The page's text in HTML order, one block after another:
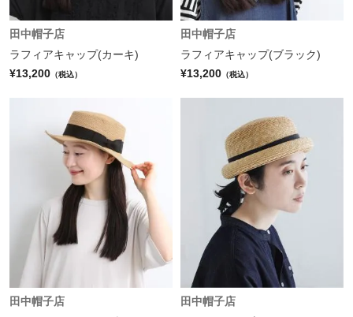
田中帽子店
ラフィアキャップ(カーキ)
¥13,200 （税込）
田中帽子店
ラフィアキャップ(ブラック)
¥13,200 （税込）
田中帽子店
田中帽子店